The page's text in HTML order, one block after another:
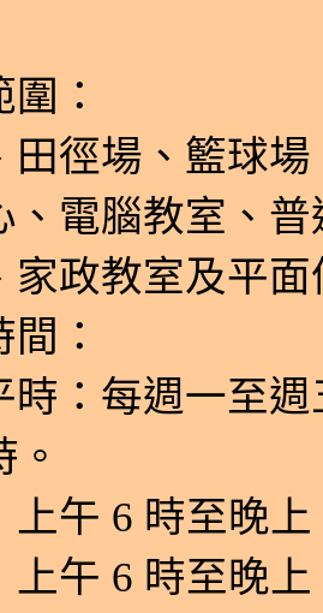
：
田徑場、籃球
、電腦教室、
家政教室及平
：
時：每週一至
上午 6 時至晚上
上午 6 時至晚上